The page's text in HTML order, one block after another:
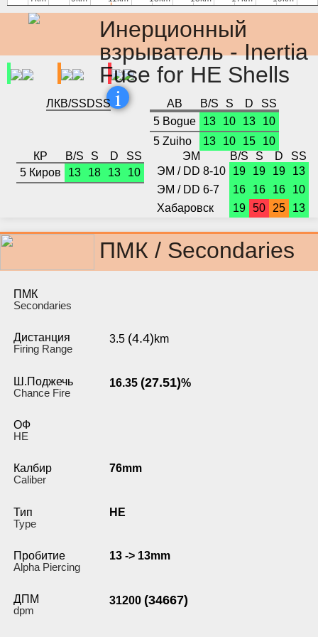
Инерционный
взрыватель - Inertia
Fuse for HE Shells
i
ЛКB/SSDSS АВ B/S S D
SS
5 Bogue
13 10 13
10
5 Zuiho
13 10 15
10
КР
B/S S D
SS
5 Киров
13 18 13 10
ЭМ B/S S D
SS
ЭМ / DD 8-10
19 19 19
13
ЭМ / DD 6-7
16 16 16
10
Хабаровск
19 50 25 13
ПМК / Secondaries
ПМК
Secondaries
Дистанция
Firing Range
3.5 (4.4)km
Ш.Поджечь
Chance Fire
16.35 (27.51)%
ОФ
HE
Калбир
Caliber
76mm
Тип
Type
HE
Пробитие
Alpha Piercing
13 -> 13mm
ДПМ
dpm
31200 (34667)